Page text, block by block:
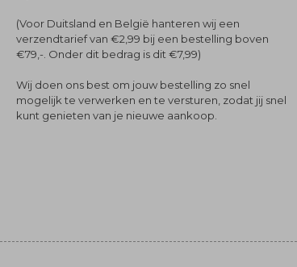
(Voor Duitsland en België hanteren wij een
verzendtarief van €2,99 bij een bestelling boven
€79,-. Onder dit bedrag is dit €7,99)
Wij doen ons best om jouw bestelling zo snel
mogelijk te verwerken en te versturen, zodat jij snel
kunt genieten van je nieuwe aankoop.